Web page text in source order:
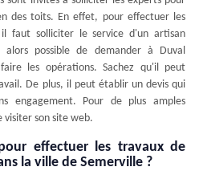
des toits. En effet, pour effectuer les
faut solliciter le service d'un artisan
possible de demander à Duval
les opérations. Sachez qu'il peut
De plus, il peut établir un devis qui
engagement. Pour de plus amples
visiter son site web.
effectuer les travaux de
la ville de Semerville ?